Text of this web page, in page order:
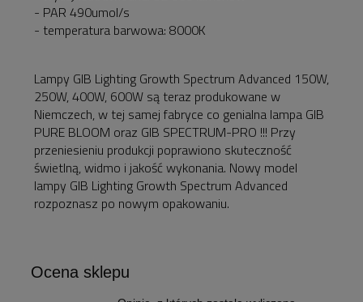
- PAR 490umol/s
- temperatura barwowa: 8000K
Lampy GIB Lighting Growth Spectrum Advanced 150W,
250W, 400W, 600W są teraz produkowane w
Niemczech, w tej samej fabryce co genialna lampa GIB
PURE BLOOM oraz GIB SPECTRUM-PRO !!! Przy
przeniesieniu produkcji poprawiono skuteczność
świetlną, widmo i jakość wykonania. Nowy model
lampy GIB Lighting Growth Spectrum Advanced
rozpoznasz po nowym opakowaniu.
Ocena sklepu